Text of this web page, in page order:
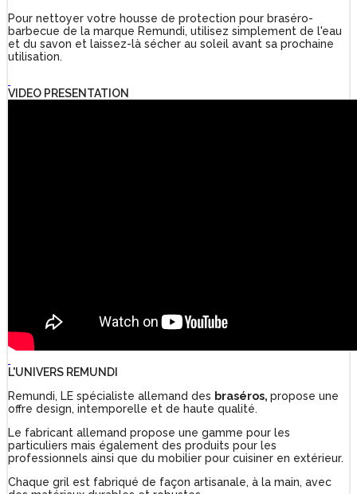
Pour nettoyer votre housse de protection pour braséro-
barbecue de la marque Remundi, utilisez simplement de l'eau
et du savon et laissez-là sécher au soleil avant sa prochaine
utilisation.
VIDEO PRESENTATION
L'UNIVERS REMUNDI
Remundi, LE spécialiste allemand des braséros, propose une
offre design, intemporelle et de haute qualité.
Le fabricant allemand propose une gamme pour les
particuliers mais également des produits pour les
professionnels ainsi que du mobilier pour cuisiner en extérieur.
Chaque gril est fabriqué de façon artisanale, à la main, avec